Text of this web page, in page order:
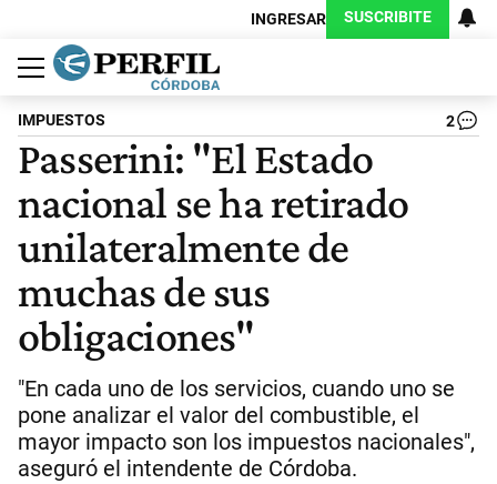
INGRESAR SUSCRIBITE
Política
Economía
Judiciales
Sociedad
Cultura
Espectáculos
Deportes
Protagonistas
IMPUESTOS 2
Passerini: "El Estado
nacional se ha retirado
unilateralmente de
muchas de sus
obligaciones"
"En cada uno de los servicios, cuando uno se
pone analizar el valor del combustible, el
mayor impacto son los impuestos nacionales",
aseguró el intendente de Córdoba.